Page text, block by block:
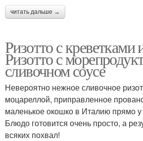
читать дальше →
Ризотто с креветками
Ризотто с
сливочном соусе
Невероятно нежное сливочное
моцареллой, приправленное
маленькое окошко в Италию прямо у
Блюдо готовится очень просто, а
всяких похвал!